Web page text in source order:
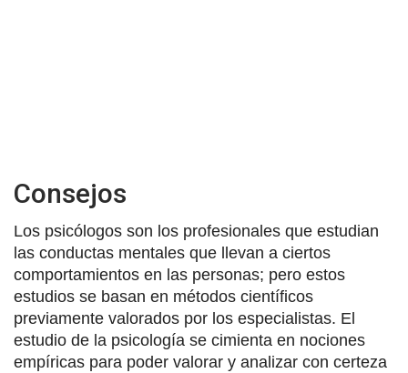
Consejos
Los psicólogos son los profesionales que estudian
las conductas mentales que llevan a ciertos
comportamientos en las personas; pero estos
estudios se basan en métodos científicos
previamente valorados por los especialistas. El
estudio de la psicología se cimienta en nociones
empíricas para poder valorar y analizar con certeza